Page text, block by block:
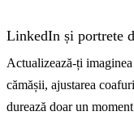
LinkedIn și portrete
Actualizează-ți
cămășii, ajustarea
durează doar un